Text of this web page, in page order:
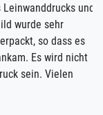
und
es
nicht